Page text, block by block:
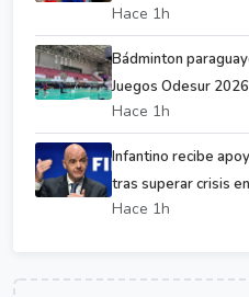
Hace 1h
Bádminton
Juegos Odesur 2026
Hace 1h
Infantino recibe
tras superar crisis
Hace 1h